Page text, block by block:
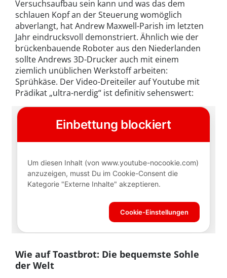
Versuchsaufbau sein kann und was das dem
schlauen Kopf an der Steuerung womöglich
abverlangt, hat Andrew Maxwell-Parish im letzten
Jahr eindrucksvoll demonstriert. Ähnlich wie der
brückenbauende Roboter aus den Niederlanden
sollte Andrews 3D-Drucker auch mit einem
ziemlich unüblichen Werkstoff arbeiten:
Sprühkäse. Der Video-Dreiteiler auf Youtube mit
Prädikat „ultra-nerdig“ ist definitiv sehenswert:
Wie auf Toastbrot: Die bequemste Sohle
der Welt